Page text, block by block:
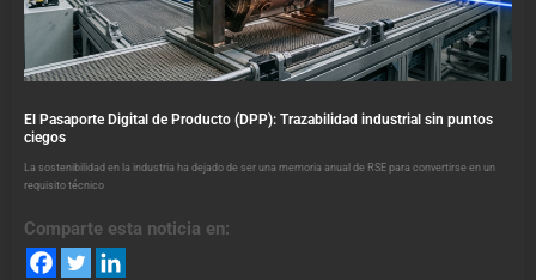
El Pasaporte Digital de Producto (DPP): Trazabilidad industrial sin puntos
ciegos
La sostenibilidad en la industria ha dejado de ser una memoria anual de RSE para convertirse en un
requisito técnico
Comparte esta noticia en: